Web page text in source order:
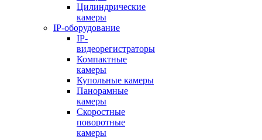
Цилиндрические
камеры
IP-оборудование
IP-
видеорегистраторы
Компактные
камеры
Купольные камеры
Панорамные
камеры
Скоростные
поворотные
камеры